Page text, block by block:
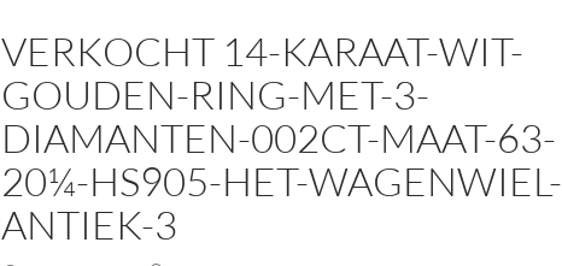
VERKOCHT 14-KARAAT-WIT-
GOUDEN-RING-MET-3-
DIAMANTEN-002CT-MAAT-63-
20¼-HS905-HET-WAGENWIEL-
ANTIEK-3